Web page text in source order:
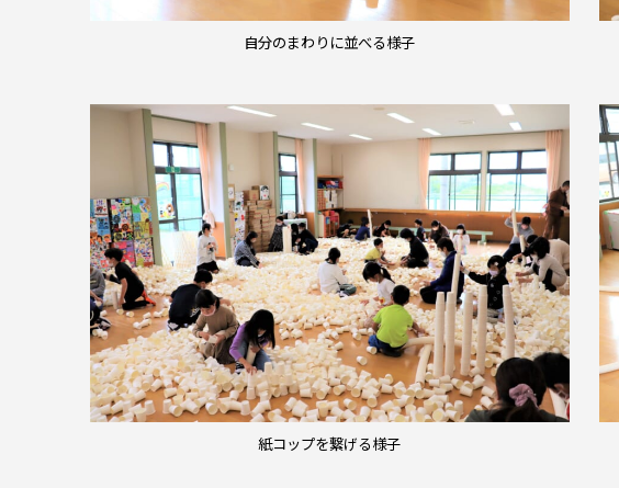
自分のまわりに並べる様子
紙コップを繋げる様子